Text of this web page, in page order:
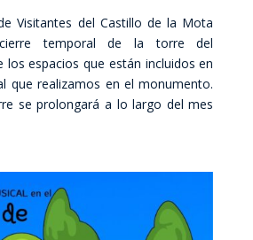
Visitantes del Castillo de la Mota
temporal de la torre del
los espacios que están incluidos en
que realizamos en el monumento.
se prolongará a lo largo del mes